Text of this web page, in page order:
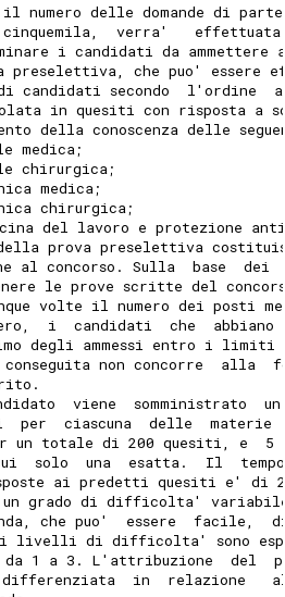
numero delle domande di
verra'   effettuata
i candidati da ammettere
preselettiva, che puo' essere
candidati secondo  l'ordine
in quesiti con risposta a
della conoscenza delle
medica;
chirurgica;
medica;
chirurgica;
del lavoro e protezione
prova preselettiva
al concorso. Sulla  base
le prove scritte del
volte il numero dei posti
i  candidati  che
degli ammessi entro i
non concorre  alla
viene  somministrato
per  ciascuna  delle
un totale di 200 quesiti, e
solo  una  esatta.  Il  tempo
ai predetti quesiti e' di
grado di difficolta'
che puo'  essere
livelli di difficolta' sono
da 1 a 3. L'attribuzione  del
in  relazione